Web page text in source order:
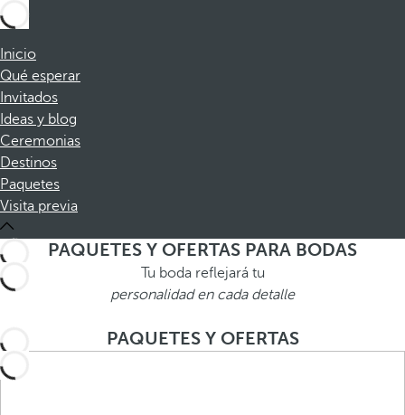
Inicio
Qué esperar
Invitados
Ideas y blog
Ceremonias
Destinos
Paquetes
Visita previa
PAQUETES Y OFERTAS PARA BODAS
Tu boda reflejará tu
personalidad en cada detalle
PAQUETES Y OFERTAS